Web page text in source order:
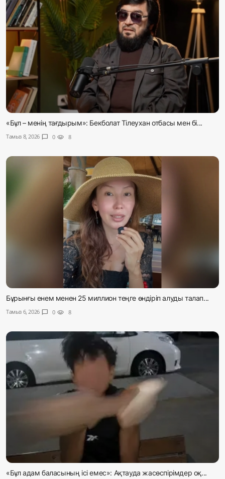
«Бұл – менің тағдырым»: Бекболат Тілеухан отбасы мен бі...
Тамыз 8, 2026 chat_bubble 0 visibility 8
Бұрынғы енем менен 25 миллион теңге өндіріп алуды талап...
Тамыз 6, 2026 chat_bubble 0 visibility 8
«Бұл адам баласының ісі емес»: Ақтауда жасөспірімдер оқ...